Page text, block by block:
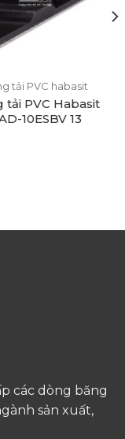
tải PVC habasit
tải PVC Habasit
10ESBV 13
các dòng băng
sản xuất,